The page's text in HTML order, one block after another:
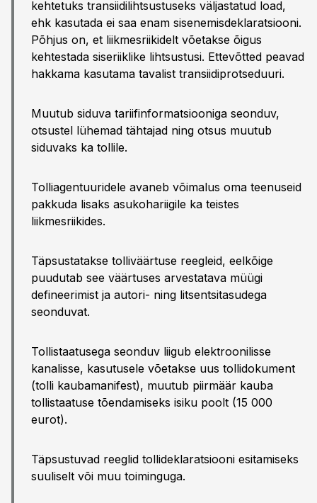
kehtetuks transiidilihtsustuseks väljastatud load,
ehk kasutada ei saa enam sisenemisdeklaratsiooni.
Põhjus on, et liikmesriikidelt võetakse õigus
kehtestada siseriiklike lihtsustusi. Ettevõtted peavad
hakkama kasutama tavalist transiidiprotseduuri.
Muutub siduva tariifinformatsiooniga seonduv,
otsustel lühemad tähtajad ning otsus muutub
siduvaks ka tollile.
Tolliagentuuridele avaneb võimalus oma teenuseid
pakkuda lisaks asukohariigile ka teistes
liikmesriikides.
Täpsustatakse tolliväärtuse reegleid, eelkõige
puudutab see väärtuses arvestatava müügi
defineerimist ja autori- ning litsentsitasudega
seonduvat.
Tollistaatusega seonduv liigub elektroonilisse
kanalisse, kasutusele võetakse uus tollidokument
(tolli kaubamanifest), muutub piirmäär kauba
tollistaatuse tõendamiseks isiku poolt (15 000
eurot).
Täpsustuvad reeglid tollideklaratsiooni esitamiseks
suuliselt või muu toiminguga.